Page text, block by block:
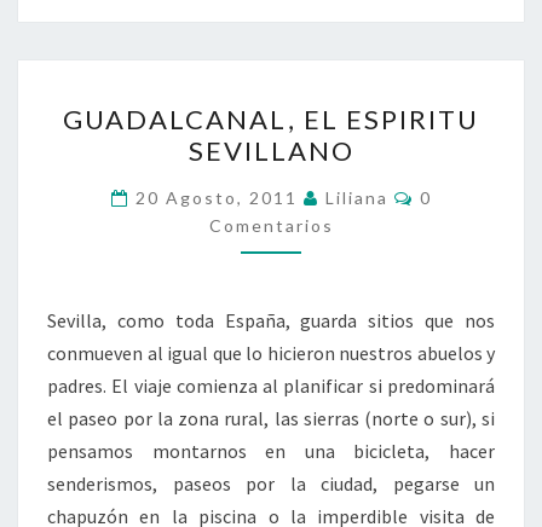
EL
ESPIRITU
SEVILLANO
GUADALCANAL, EL ESPIRITU
SEVILLANO
20 Agosto, 2011 Liliana Comentarios
0
Comentarios
Sevilla, como toda España, guarda sitios que nos
conmueven al igual que lo hicieron nuestros abuelos y
padres. El viaje comienza al planificar si predominará
el paseo por la zona rural, las sierras (norte o sur), si
pensamos montarnos en una bicicleta, hacer
senderismos, paseos por la ciudad, pegarse un
chapuzón en la piscina o la imperdible visita de